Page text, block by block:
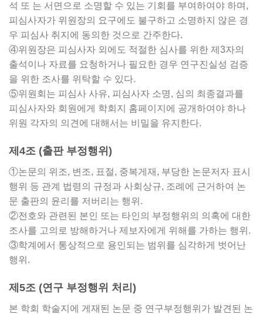
석 또 는 서면으로 소명할 수 있는 기회를 부여하여야 하며,
피심사자가 위원장의 요구에도 불구하고 소명하지 않은 경
우 피심사 취지에 동의한 것으로 간주한다.
④위원장은 피심사자 외에도 적절한 심사를 위한 제3자의
출석이나 자료를 요청하거나 필요한 경우 연구진실성 검증
을 위한 조사를 위탁할 수 있다.
⑤위원회는 피심사 사유, 피심사자 소명, 심의 최종결과를
피심사자와 회원에게 학회지 홈페이지에 공개하여야 하나
위원 각자의 의견에 대해서는 비밀을 유지한다.
제4조 (출판 부정행위)
①논문의 위조, 변조, 표절, 중복게재, 부당한 논문저자 표시
행위 등 관계 법령의 규정과 사회상규, 조례에 근거하여 논
문 출판의 윤리를 저버리는 행위.
②전호와 관련된 본인 또는 타인의 부정행위의 의혹에 대한
조사를 고의로 방해하거나 제보자에게 위해를 가하는 행위.
③학계에서 통상적으로 용인되는 범위를 심각하게 벗어난
행위.
제5조 (연구 부정행위 처리)
본 학회 학술지에 게재된 논문 중 연구부정행위가 발견된 논